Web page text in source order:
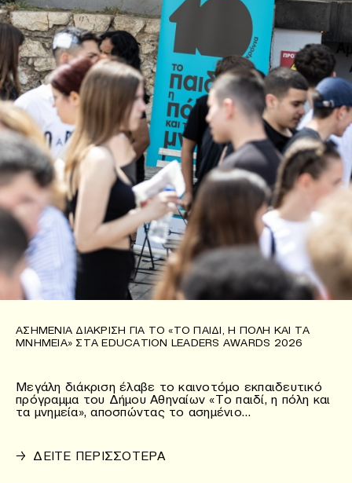
ΑΣΗΜΈΝΙΑ ΔΙΆΚΡΙΣΗ ΓΙΑ ΤΟ «ΤΟ ΠΑΙΔΊ, Η ΠΌΛΗ ΚΑΙ ΤΑ
ΜΝΗΜΕΊΑ» ΣΤΑ EDUCATION LEADERS AWARDS 2026
Μεγάλη διάκριση έλαβε το καινοτόμο εκπαιδευτικό
πρόγραμμα του Δήμου Αθηναίων «Το παιδί, η πόλη και
τα μνημεία», αποσπώντας το ασημένιο…
→ ΔΕΙΤΕ ΠΕΡΙΣΣΟΤΕΡΑ